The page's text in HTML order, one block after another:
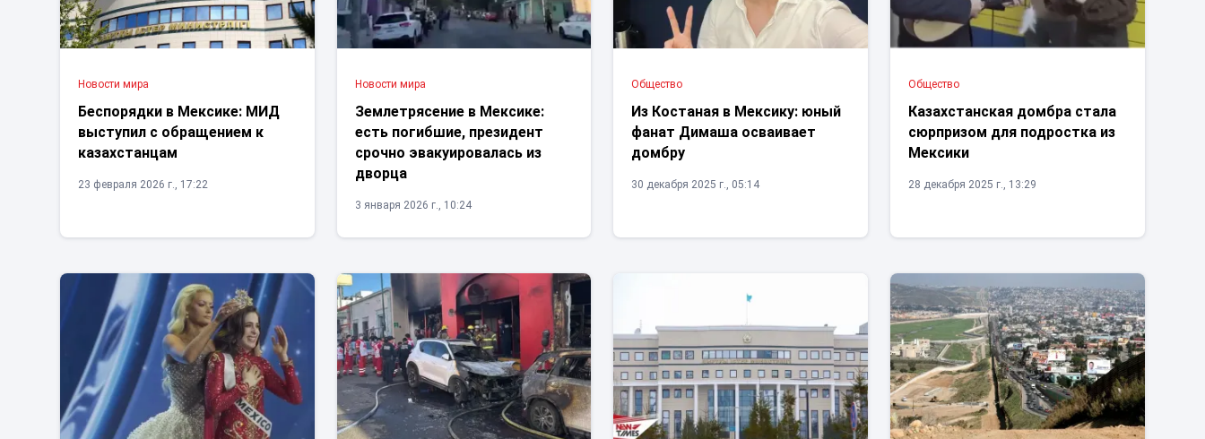
Новости мира
Беспорядки в Мексике: МИД
выступил с обращением к
казахстанцам
23 февраля 2026 г., 17:22
Новости мира
Землетрясение в Мексике:
есть погибшие, президент
срочно эвакуировалась из
дворца
3 января 2026 г., 10:24
Общество
Из Костаная в Мексику: юный
фанат Димаша осваивает
домбру
30 декабря 2025 г., 05:14
Общество
Казахстанская домбра стала
сюрпризом для подростка из
Мексики
28 декабря 2025 г., 13:29